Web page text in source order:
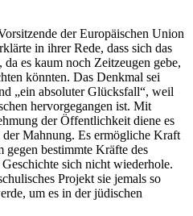
der Europäischen Union
in ihrer Rede, dass sich das
es kaum noch Zeitzeugen gebe,
könnten. Das Denkmal sei
„ein absoluter Glücksfall“, weil
hervorgegangen ist. Mit
der Öffentlichkeit diene es
Mahnung. Es ermögliche Kraft
bestimmte Kräfte des
sich nicht wiederhole.
Projekt sie jemals so
um es in der jüdischen